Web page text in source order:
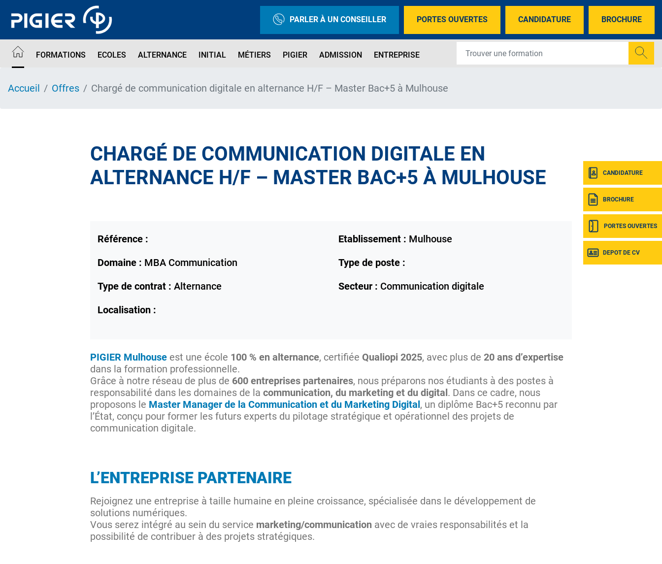
contenu
PARLER À UN CONSEILLER PORTES OUVERTES CANDIDATURE BROCHURE
FORMATIONS ECOLES ALTERNANCE INITIAL MÉTIERS PIGIER ADMISSION ENTREPRISE
CANDIDATURE
BROCHURE
PORTES OUVERTES
DEPOT DE CV
Accueil Offres Chargé de communication digitale en alternance H/F – Master Bac+5 à Mulhouse
CHARGÉ DE COMMUNICATION DIGITALE EN
ALTERNANCE H/F – MASTER BAC+5 À MULHOUSE
Référence : Etablissement : Mulhouse
Domaine : MBA Communication
Type de poste :
Type de contrat : Alternance Secteur : Communication digitale
Localisation :
PIGIER Mulhouse est une école 100 % en alternance, certifiée Qualiopi 2025, avec plus de 20 ans d’expertise
dans la formation professionnelle.
Grâce à notre réseau de plus de 600 entreprises partenaires, nous préparons nos étudiants à des postes à
responsabilité dans les domaines de la communication, du marketing et du digital. Dans ce cadre, nous
proposons le Master Manager de la Communication et du Marketing Digital, un diplôme Bac+5 reconnu par
l’État, conçu pour former les futurs experts du pilotage stratégique et opérationnel des projets de
communication digitale.
L’ENTREPRISE PARTENAIRE
Rejoignez une entreprise à taille humaine en pleine croissance, spécialisée dans le développement de
solutions numériques.
Vous serez intégré au sein du service marketing/communication avec de vraies responsabilités et la
possibilité de contribuer à des projets stratégiques.